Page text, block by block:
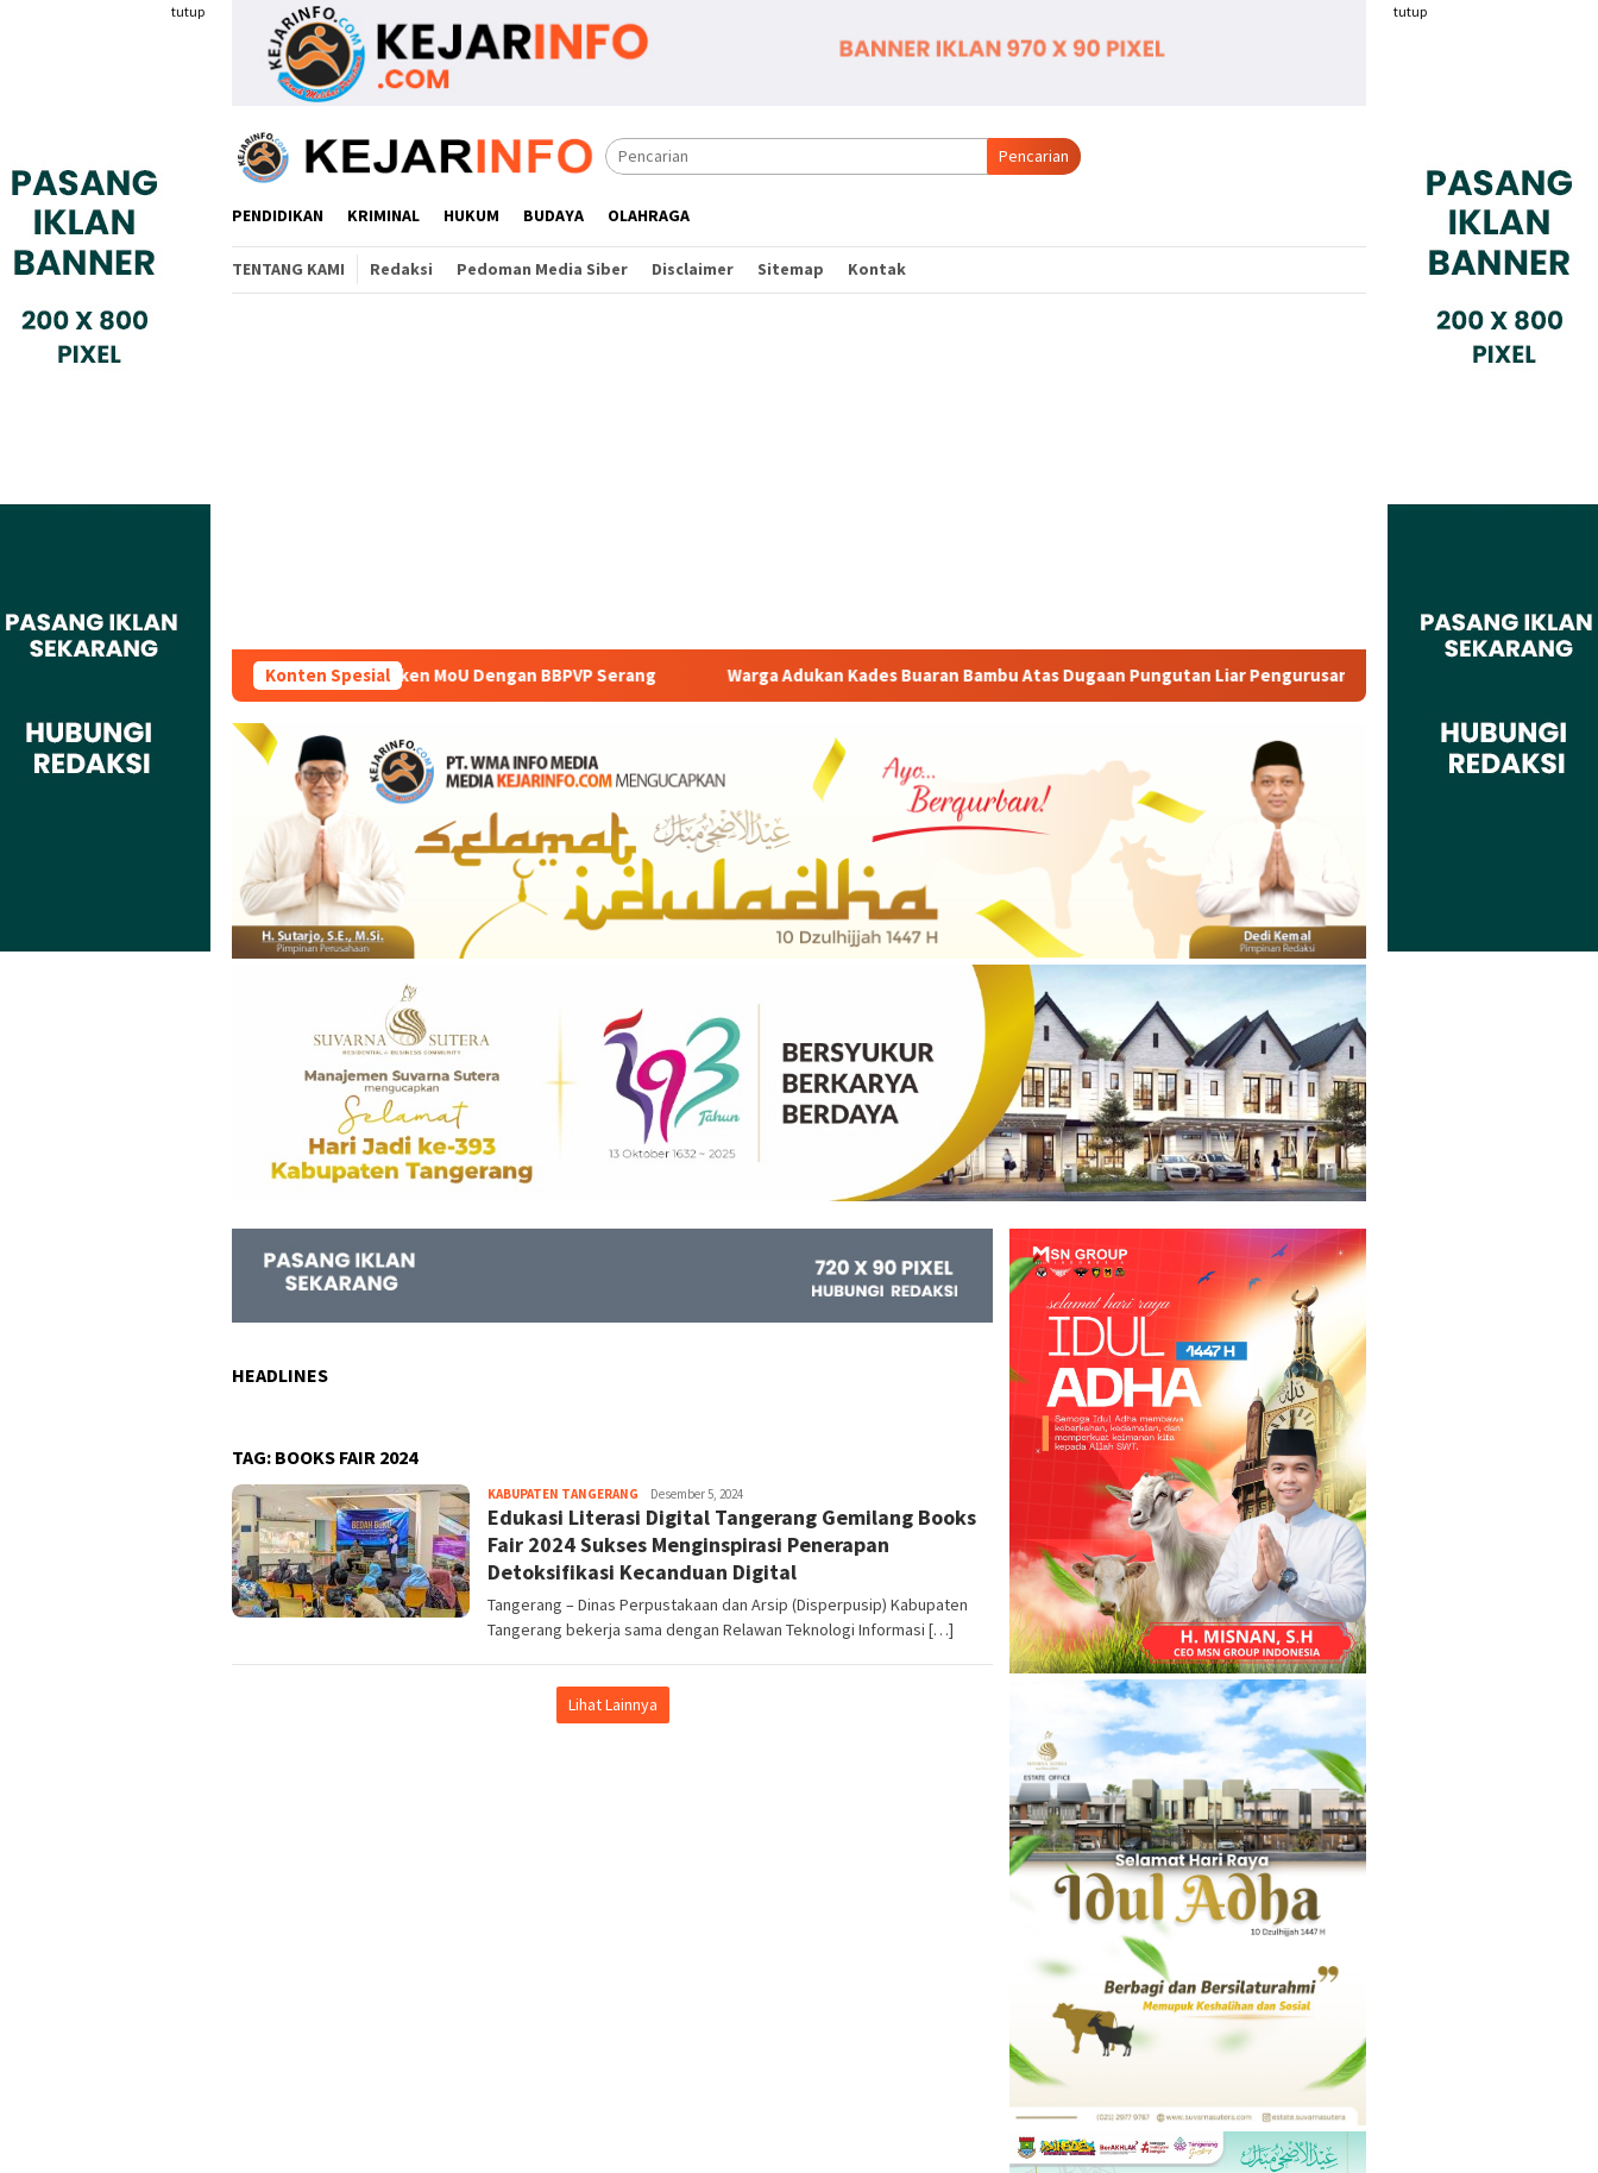
tutup tutup
Pencarian
PENDIDIKAN KRIMINAL HUKUM BUDAYA OLAHRAGA
TENTANG KAMI Redaksi Pedoman Media Siber Disclaimer Sitemap Kontak
Konten Spesial
Kompeten Teken MoU Dengan BBPVP Serang Warga Adukan Kades Buaran Bambu Atas Dugaan Pungutan Liar Pengurusan PM 1 Dianggap Tidak Profesional, PT. Rajeg
HEADLINES
TAG: BOOKS FAIR 2024
KABUPATEN TANGERANG Kejar
Info
Desember 5, 2024
Edukasi Literasi Digital Tangerang Gemilang Books
Fair 2024 Sukses Menginspirasi Penerapan
Detoksifikasi Kecanduan Digital
Tangerang – Dinas Perpustakaan dan Arsip (Disperpusip) Kabupaten
Tangerang bekerja sama dengan Relawan Teknologi Informasi […]
Lihat Lainnya